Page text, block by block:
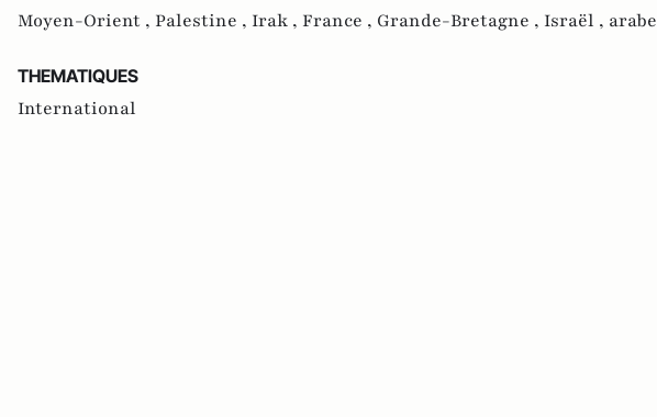
Moyen-Orient , Palestine , Irak , France , Grande-Bretagne , Israël , arabe
THEMATIQUES
International